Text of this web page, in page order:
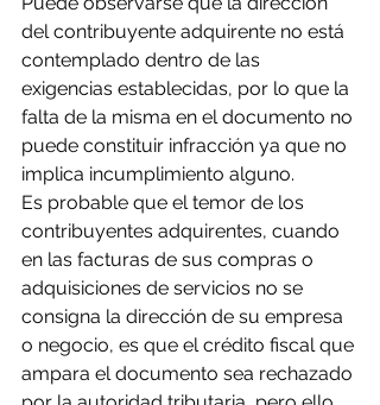
del contribuyente adquirente no está
contemplado dentro de las
exigencias establecidas, por lo que la
falta de la misma en el documento no
puede constituir infracción ya que no
implica incumplimiento alguno.
Es probable que el temor de los
contribuyentes adquirentes, cuando
en las facturas de sus compras o
adquisiciones de servicios no se
consigna la dirección de su empresa
o negocio, es que el crédito fiscal que
ampara el documento sea rechazado